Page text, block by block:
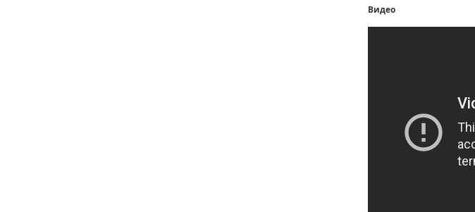
Видео